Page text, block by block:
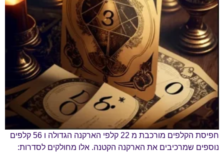
חפיסת הקלפים מורכבת מ 22 קלפי הארקנה הגדולה ו 56 קלפים
נוספים שמרכיבים את הארקנה הקטנה. אלו מחולקים לסדרות: